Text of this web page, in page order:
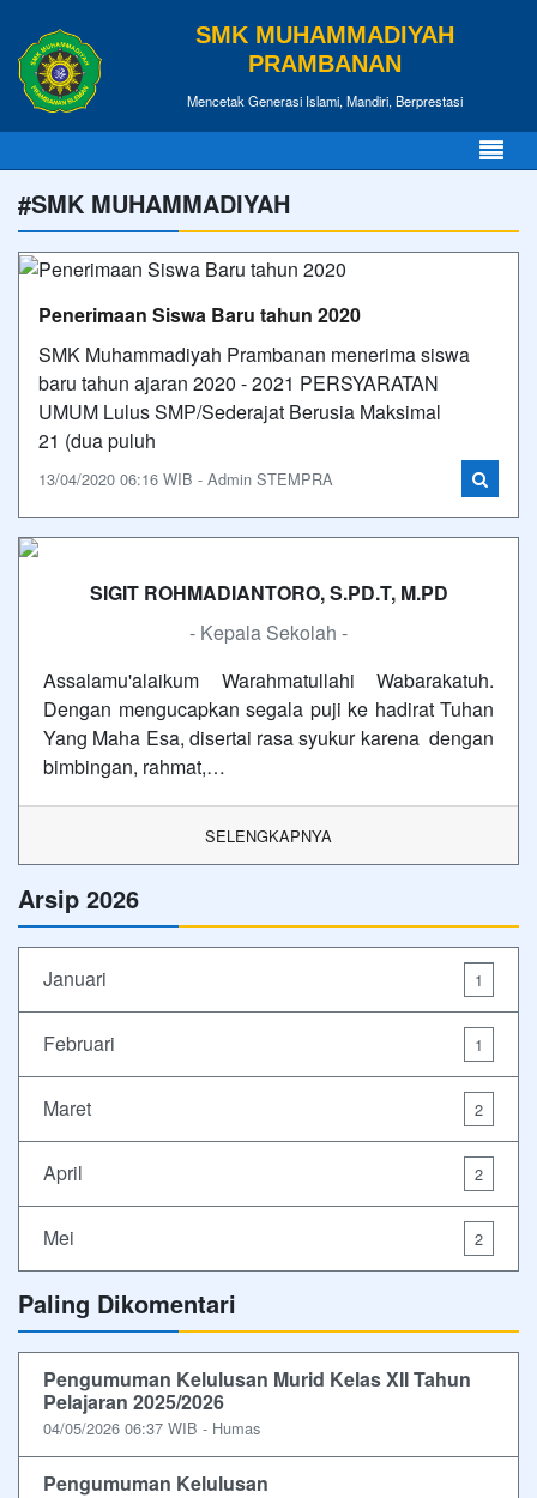
SMK MUHAMMADIYAH
PRAMBANAN
Mencetak Generasi Islami, Mandiri, Berprestasi
#SMK MUHAMMADIYAH
Penerimaan Siswa Baru tahun 2020
SMK Muhammadiyah Prambanan menerima siswa
baru tahun ajaran 2020 - 2021 PERSYARATAN
UMUM Lulus SMP/Sederajat Berusia Maksimal
21 (dua puluh
13/04/2020 06:16 WIB - Admin STEMPRA
SIGIT ROHMADIANTORO, S.PD.T, M.PD
- Kepala Sekolah -
Assalamu'alaikum Warahmatullahi Wabarakatuh.
Dengan mengucapkan segala puji ke hadirat Tuhan
Yang Maha Esa, disertai rasa syukur karena dengan
bimbingan, rahmat,…
SELENGKAPNYA
Arsip 2026
Januari 1
Februari 1
Maret 2
April 2
Mei 2
Paling Dikomentari
Pengumuman Kelulusan Murid Kelas XII Tahun
Pelajaran 2025/2026
04/05/2026 06:37 WIB - Humas
Pengumuman Kelulusan